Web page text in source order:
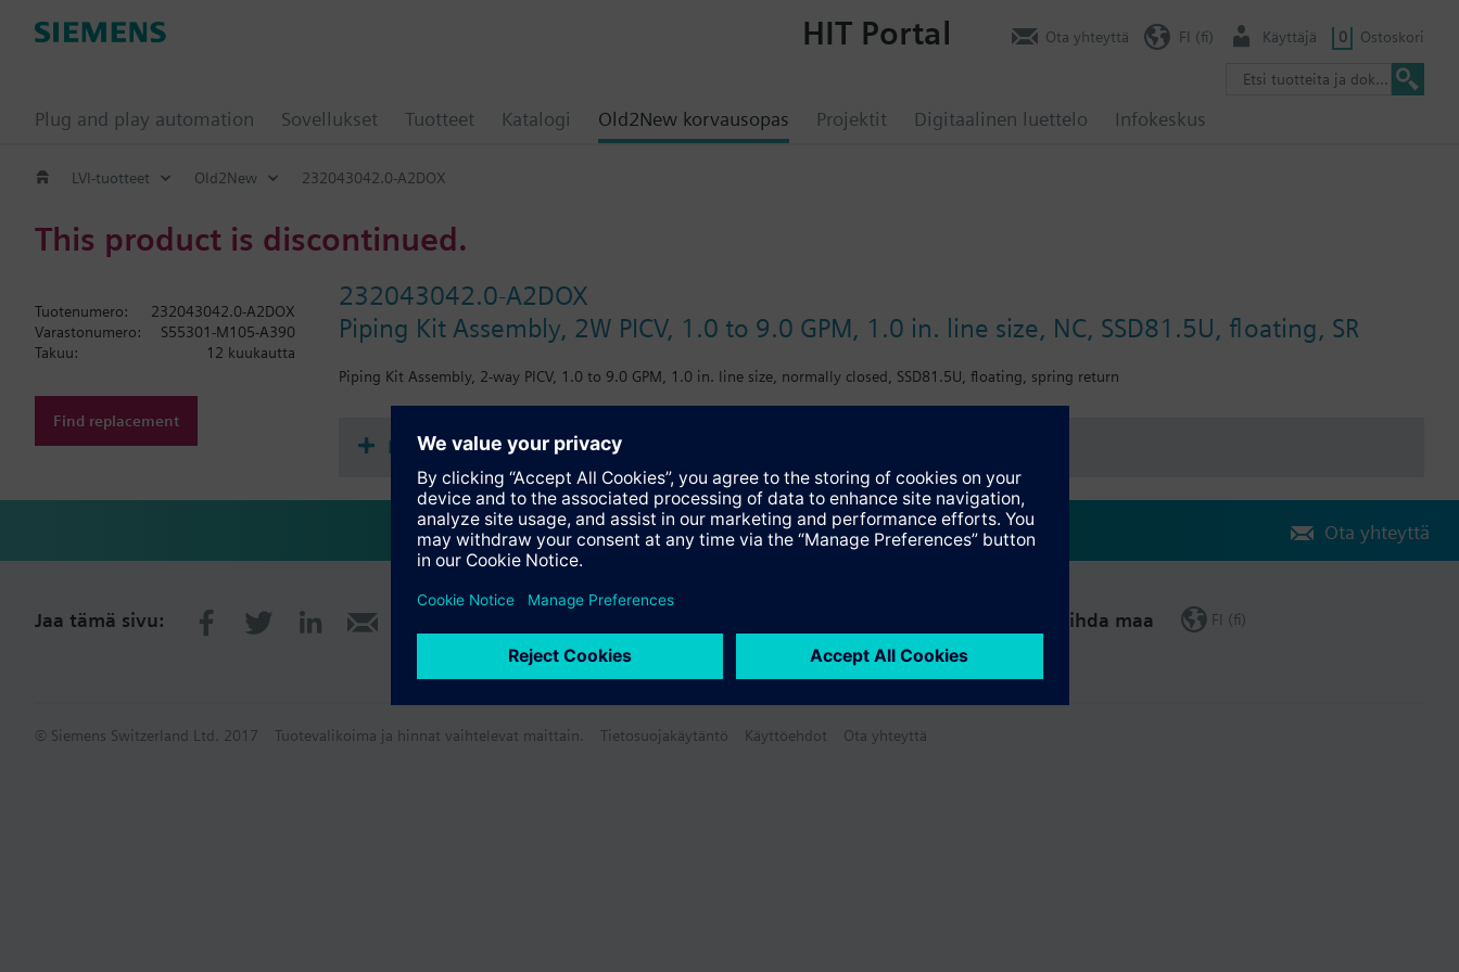
Plug and play automation Sovellukset Tuotteet Katalogi Old2New korvausopas Projektit Digitaalinen luettelo Infokeskus
HIT Portal Ota yhteyttä FI (fi) Käyttäjä 0 Ostoskori
LVI-tuotteet Old2New 232043042.0-A2DOX
This product is discontinued.
232043042.0-A2DOX
Piping Kit Assembly, 2W PICV, 1.0 to 9.0 GPM, 1.0 in. line size, NC, SSD81.5U, floating, SR
Piping Kit Assembly, 2-way PICV, 1.0 to 9.0 GPM, 1.0 in. line size, normally closed, SSD81.5U, floating, spring return
Tuotenumero:
232043042.0-A2DOX
Varastonumero:
S55301-M105-A390
Takuu:
12 kuukautta
Find replacement
Dokumentaatio
Ota yhteyttä
Jaa tämä sivu: Vaihda maa FI (fi)
© Siemens Switzerland Ltd. 2017 Tuotevalikoima ja hinnat vaihtelevat maittain. Tietosuojakäytäntö Käyttöehdot Ota yhteyttä